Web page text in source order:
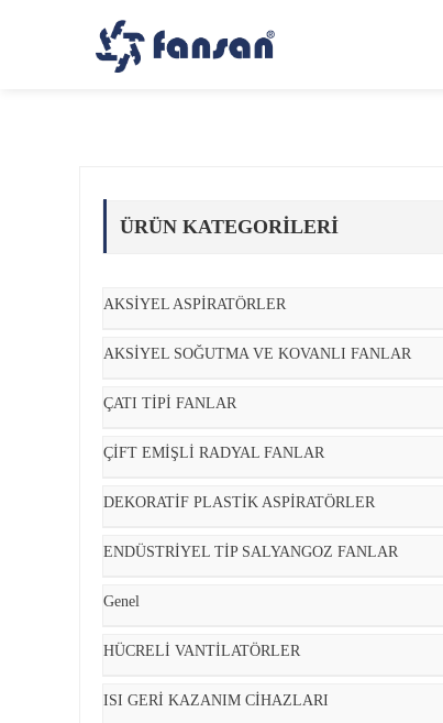
ÜRÜN KATEGORILERI
AKSİYEL ASPİRATÖRLER
AKSİYEL SOĞUTMA VE KOVANLI FANLAR
ÇATI TİPİ FANLAR
ÇİFT EMİŞLİ RADYAL FANLAR
DEKORATİF PLASTİK ASPİRATÖRLER
ENDÜSTRİYEL TİP SALYANGOZ FANLAR
Genel
HÜCRELİ VANTİLATÖRLER
ISI GERİ KAZANIM CİHAZLARI